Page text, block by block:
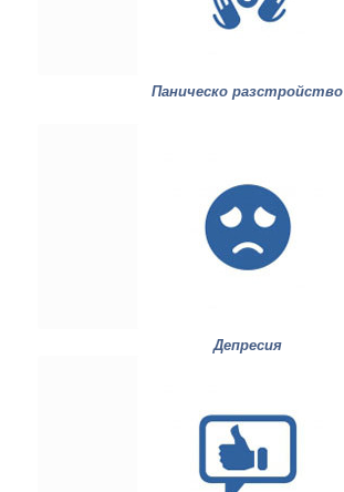
Паническо разстройство
Депресия